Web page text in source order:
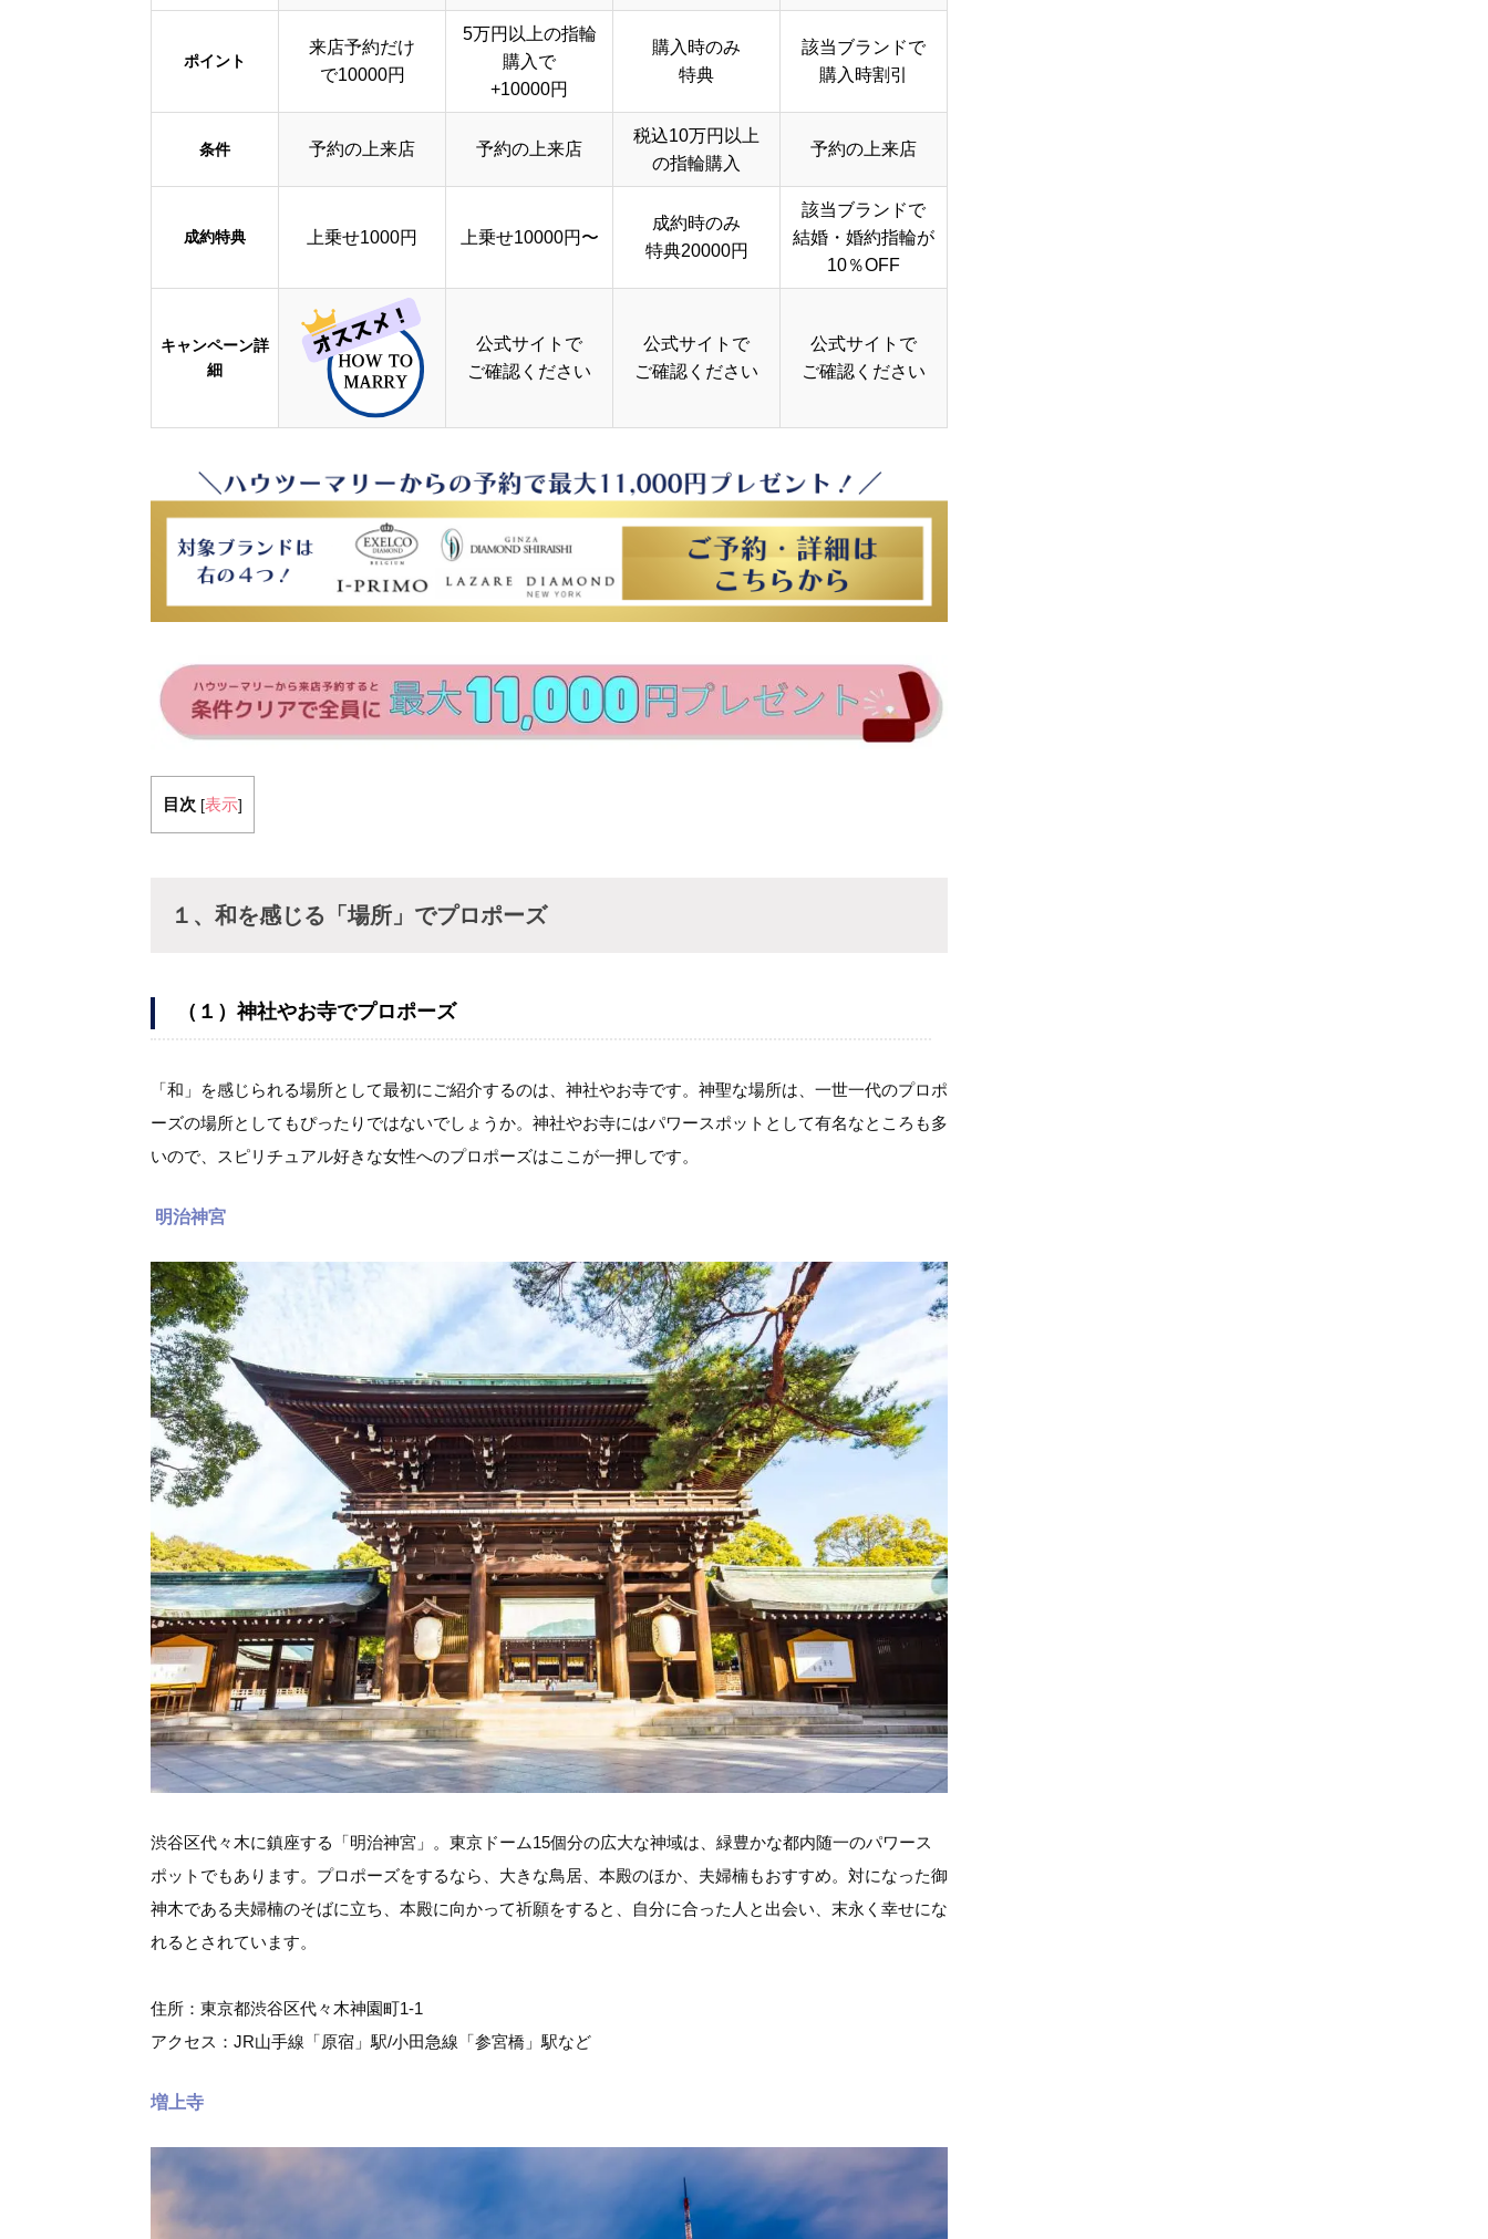
ポイント
来店予約だけ
で10000円
5万円以上の指輪
購入で
+10000円
購入時のみ
特典
該当ブランドで
購入時割引
条件 予約の上来店 予約の上来店
税込10万円以上
の指輪購入
予約の上来店
成約特典 上乗せ1000円 上乗せ10000円〜
成約時のみ
特典20000円
該当ブランドで
結婚・婚約指輪が
10％OFF
キャンペーン詳
細
公式サイトで
ご確認ください
公式サイトで
ご確認ください
公式サイトで
ご確認ください
目次 [表示]
１、和を感じる「場所」でプロポーズ
（１）神社やお寺でプロポーズ
「和」を感じられる場所として最初にご紹介するのは、神社やお寺です。神聖な場所は、一世一代のプロポ
ーズの場所としてもぴったりではないでしょうか。神社やお寺にはパワースポットとして有名なところも多
いので、スピリチュアル好きな女性へのプロポーズはここが一押しです。
明治神宮
渋谷区代々木に鎮座する「明治神宮」。東京ドーム15個分の広大な神域は、緑豊かな都内随一のパワース
ポットでもあります。プロポーズをするなら、大きな鳥居、本殿のほか、夫婦楠もおすすめ。対になった御
神木である夫婦楠のそばに立ち、本殿に向かって祈願をすると、自分に合った人と出会い、末永く幸せにな
れるとされています。
住所：東京都渋谷区代々木神園町1-1
アクセス：JR山手線「原宿」駅/小田急線「参宮橋」駅など
増上寺